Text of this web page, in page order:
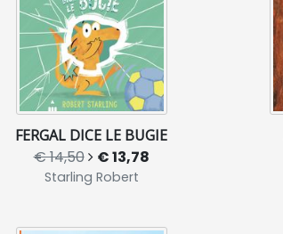
FERGAL DICE LE BUGIE
€ 14,50 € 13,78
Starling Robert